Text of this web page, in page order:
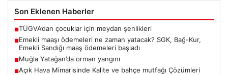
Son Eklenen Haberler
■TÜGVA’dan çocuklar için meydan şenlikleri
■Emekli maaşı ödemeleri ne zaman yatacak? SGK, Bağ-Kur,
Emekli Sandığı maaş ödemeleri başladı
■Muğla Yatağan’da orman yangını
■Açık Hava Mimarisinde Kalite ve bahçe mutfağı Çözümleri